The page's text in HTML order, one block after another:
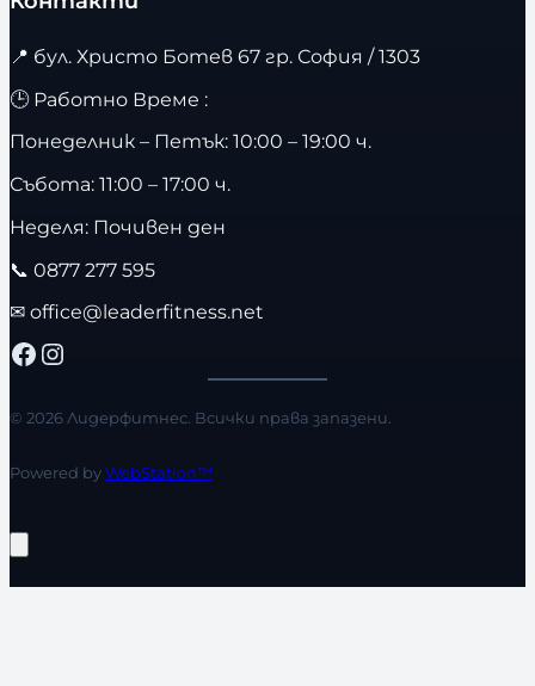
📍 бул. Христо Ботев 67 гр. София / 1303
🕒 Работно Време :
Понеделник – Петък: 10:00 – 19:00 ч.
Събота: 11:00 – 17:00 ч.
Неделя: Почивен ден
📞 0877 277 595
✉ office@leaderfitness.net
Facebook Instagram
© 2026 Лидерфитнес. Всички права запазени.
Powered byWebStation™